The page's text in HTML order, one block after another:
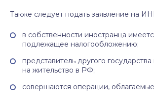
Также следует подать заявление на
в собственности иностранца
подлежащее налогообложению;
представитель другого
на жительство в РФ;
совершаются операции,